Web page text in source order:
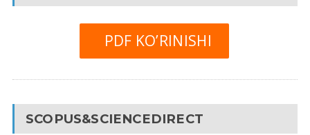
PDF KO’RINISHI
SCOPUS&SCIENCEDIRECT